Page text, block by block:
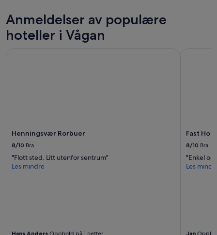
2
voksne.
Priser
Anmeldelser av populære
hoteller i Vågan
Henningsvær Rorbuer
8/10 Bra
"Flott sted. Litt utenfor sentrum"
Les mindre
Hans Anders
Fast
8/10 Bra
"Enkel
Les
Jan